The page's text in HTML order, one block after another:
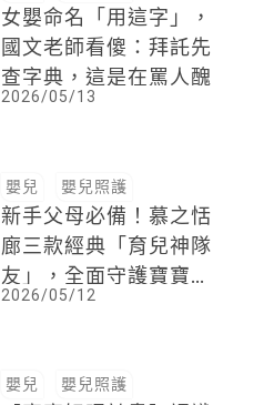
女嬰命名「用這字」，
國文老師看傻：拜託先
查字典，這是在罵人醜
2026/05/13
嬰兒 嬰兒照護
新手父母必備！慕之恬
廊三款經典「育兒神隊
友」，全面守護寶寶稚
嫩肌的實測全紀錄
2026/05/12
嬰兒 嬰兒照護